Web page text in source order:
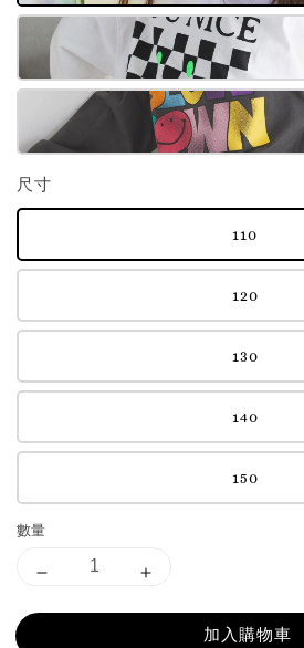
尺寸
110
120
130
140
150
數量
加入購物車